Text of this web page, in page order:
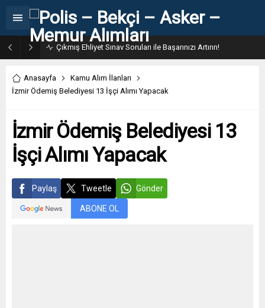
Çıkmış Ehliyet Sınav Soruları ile Başarınızı Artırın!
Anasayfa
Kamu Alım İlanları
İzmir Ödemiş Belediyesi 13 İşçi Alımı Yapacak
İzmir Ödemiş Belediyesi 13
İşçi Alımı Yapacak
Paylaş Tweetle Gönder
ABONE OL